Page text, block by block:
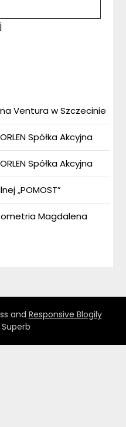
Ventura w Szczecinie
Spółka Akcyjna
Spółka Akcyjna
„POMOST”
Magdalena
and Responsive Blogily